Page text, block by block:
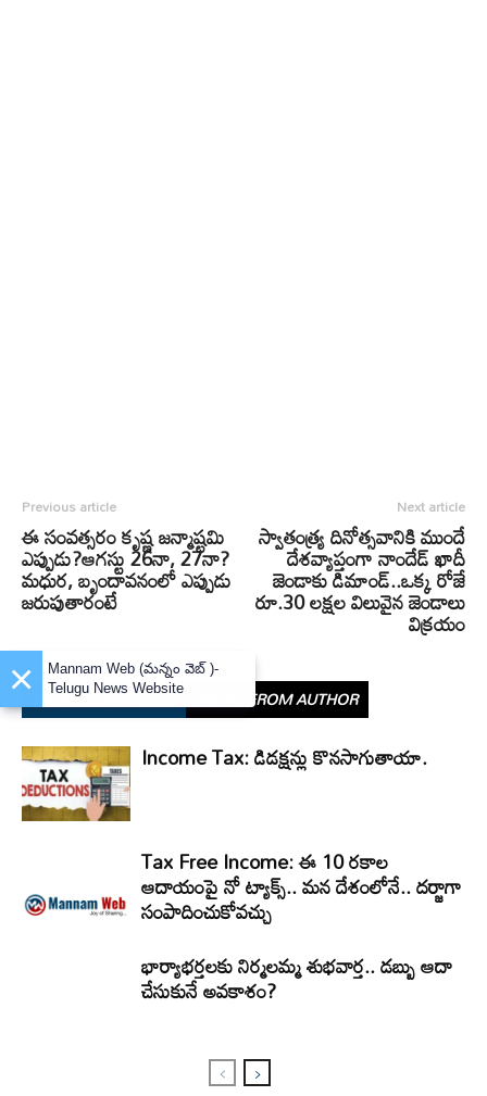
Previous article
ఈ సంవత్సరం కృష్ణ జన్మాష్టమి
ఎప్పుడు?ఆగస్టు 26నా, 27నా?
మధుర, బృందావనంలో ఎప్పుడు
జరుపుతారంటే
Next article
స్వాతంత్ర్య దినోత్సవానికి ముందే
దేశవ్యాప్తంగా నాందేడ్ ఖాదీ
జెండాకు డిమాండ్..ఒక్క రోజే
రూ.30 లక్షల విలువైన జెండాలు
విక్రయం
RELATED ARTICLES MORE FROM AUTHOR
Income Tax: డిడక్షన్లు కొనసాగుతాయా.
Tax Free Income: ఈ 10 రకాల
ఆదాయంపై నో ట్యాక్స్.. మన దేశంలోనే.. దర్జాగా
సంపాదించుకోవచ్చు
భార్యాభర్తలకు నిర్మలమ్మ శుభవార్త.. డబ్బు ఆదా
చేసుకునే అవకాశం?
×
Mannam Web (మన్నం వెబ్ )-
Telugu News Website